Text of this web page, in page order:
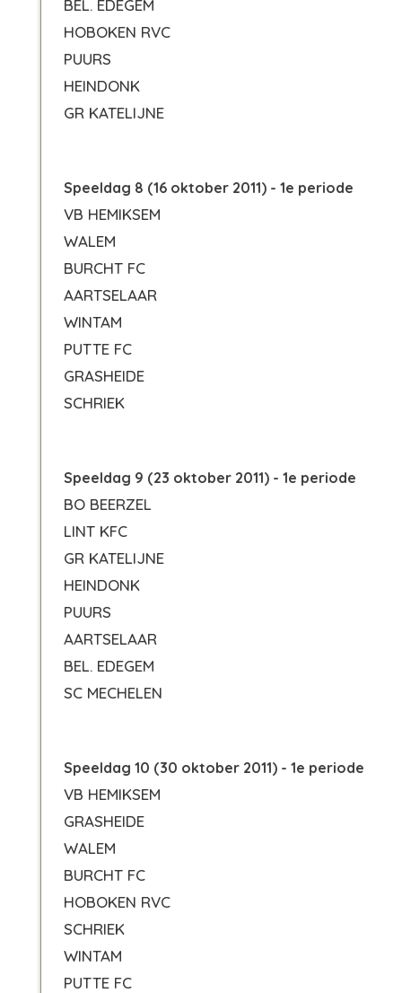
BEL. EDEGEM
HOBOKEN RVC
PUURS
HEINDONK
GR KATELIJNE
Speeldag 8 (16 oktober 2011) - 1e periode
VB HEMIKSEM
WALEM
BURCHT FC
AARTSELAAR
WINTAM
PUTTE FC
GRASHEIDE
SCHRIEK
Speeldag 9 (23 oktober 2011) - 1e periode
BO BEERZEL
LINT KFC
GR KATELIJNE
HEINDONK
PUURS
AARTSELAAR
BEL. EDEGEM
SC MECHELEN
Speeldag 10 (30 oktober 2011) - 1e periode
VB HEMIKSEM
GRASHEIDE
WALEM
BURCHT FC
HOBOKEN RVC
SCHRIEK
WINTAM
PUTTE FC